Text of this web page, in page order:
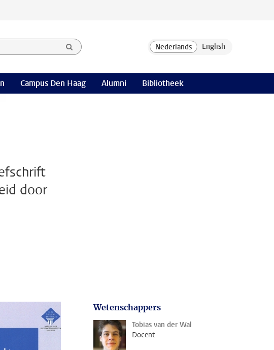
Campus Den Haag Alumni Bibliotheek
door
Wetenschappers
Tobias van der Wal
Docent